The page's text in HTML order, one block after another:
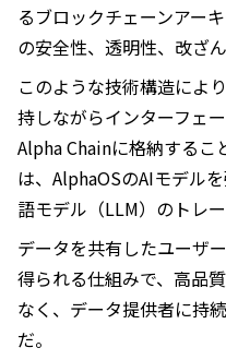
るブロックチェーンアー
の安全性、透明性、改ざ
このような技術構造によ
持しながらインターフェ
Alpha Chainに格納するこ
は、AlphaOSのAIモデル
語モデル（LLM）のトレ
データを共有したユーザ
得られる仕組みで、高品
なく、データ提供者に持
だ。